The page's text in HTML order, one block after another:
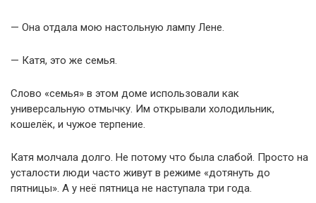
— Она отдала мою настольную лампу Лене.
— Катя, это же семья.
Слово «семья» в этом доме использовали как
универсальную отмычку. Им открывали холодильник,
кошелёк, и чужое терпение.
Катя молчала долго. Не потому что была слабой. Просто на
усталости люди часто живут в режиме «дотянуть до
пятницы». А у неё пятница не наступала три года.